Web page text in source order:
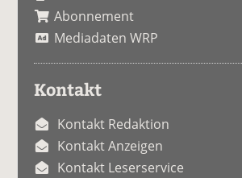
Abonnement
Mediadaten WRP
Kontakt
Kontakt Redaktion
Kontakt Anzeigen
Kontakt Leserservice